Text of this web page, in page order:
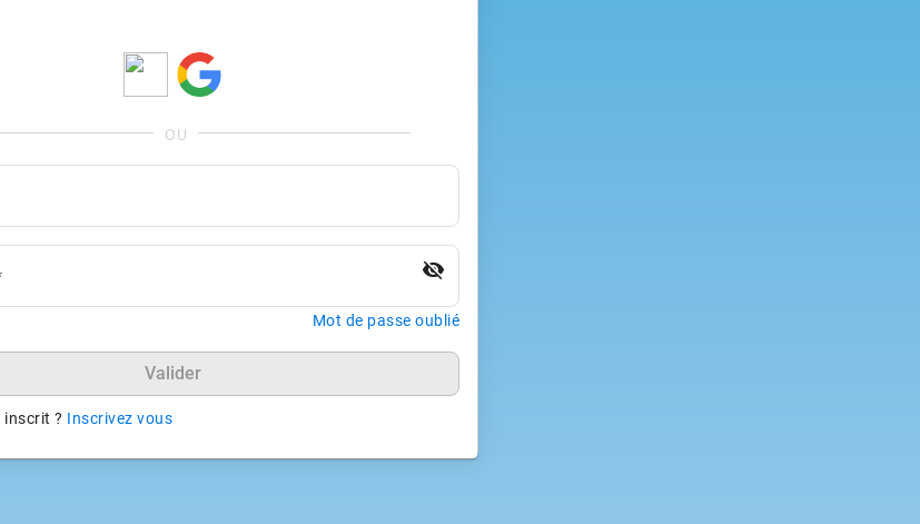
visibility_off
Mot de passe oublié
Valider
inscrit ? Inscrivez vous